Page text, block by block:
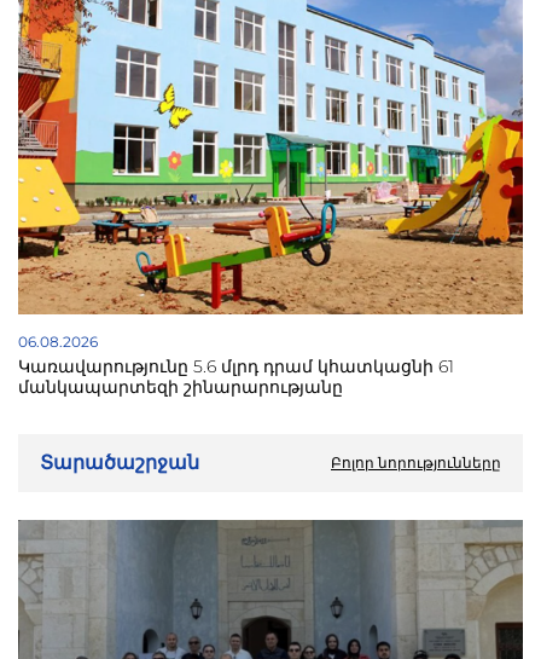
06.08.2026
Կառավարությունը 5.6 մլրդ դրամ կհատկացնի 61
մանկապարտեզի շինարարությանը
Տարածաշրջան Բոլոր նորությունները